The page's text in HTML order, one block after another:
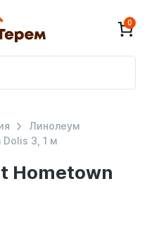
0
Hometown
Линолеум
3, 1 м